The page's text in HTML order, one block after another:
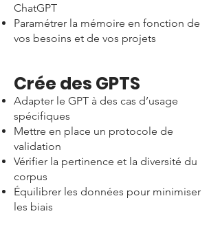
ChatGPT
Paramétrer la mémoire en fonction de
vos besoins et de vos projets
Crée des GPTS
Adapter le GPT à des cas d’usage
spécifiques
Mettre en place un protocole de
validation
Vérifier la pertinence et la diversité du
corpus
Équilibrer les données pour minimiser
les biais